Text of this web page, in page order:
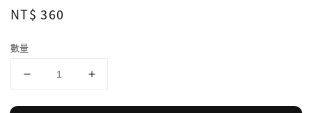
Regular
NT$ 360
數量